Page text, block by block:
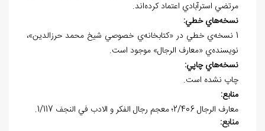
مرتضي استرآبادي اعتماد کرده‌اند.
نسخههاي خطي:
1 نسخه‌ي خطي در «کتابخانه‌ي خصوصي شيخ محمد حرزالدين»،
نويسنده‌ي «معارف الرجال» موجود است.
نسخههاي چاپي:
چاپ نشده است.
منابع:
معارف الرجال 2/406؛ معجم رجال الفکر و الادب في النجف 1/117.
منابع: